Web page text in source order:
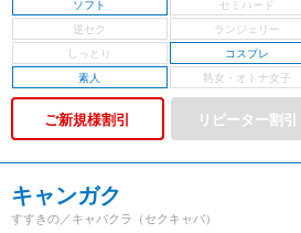
ソフト
コスプレ
素人
ご新規様割引
キャンガク
すすきの／キャバクラ（セクキャバ）